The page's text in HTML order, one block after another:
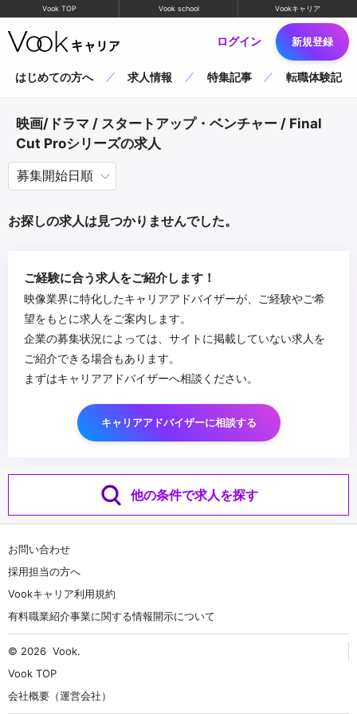
Vook TOP Vook school Vookキャリア
ログイン 新規登録
はじめての方へ 求人情報 特集記事 転職体験記
映画/ドラマ / スタートアップ・ベンチャー / Final
Cut Proシリーズの求人
お探しの求人は見つかりませんでした。
ご経験に合う求人をご紹介します！
映像業界に特化したキャリアアドバイザーが、ご経験やご希
望をもとに求人をご案内します。
企業の募集状況によっては、サイトに掲載していない求人を
ご紹介できる場合もあります。
まずはキャリアアドバイザーへ相談ください。
キャリアアドバイザーに相談する
他の条件で求人を探す
お問い合わせ
採用担当の方へ
Vookキャリア利用規約
有料職業紹介事業に関する情報開示について
© 2026 Vook.
Vook TOP
会社概要（運営会社）